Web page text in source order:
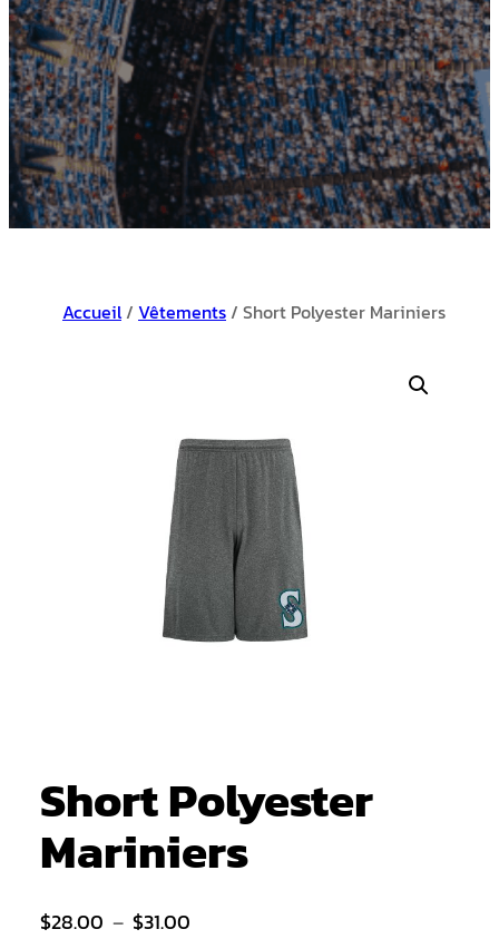
Accueil/ Vêtements / Short Polyester Mariniers
Short Polyester
Mariniers
$28.00 – $31.00